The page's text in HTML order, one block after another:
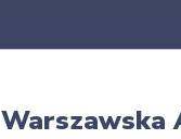
Warszawska